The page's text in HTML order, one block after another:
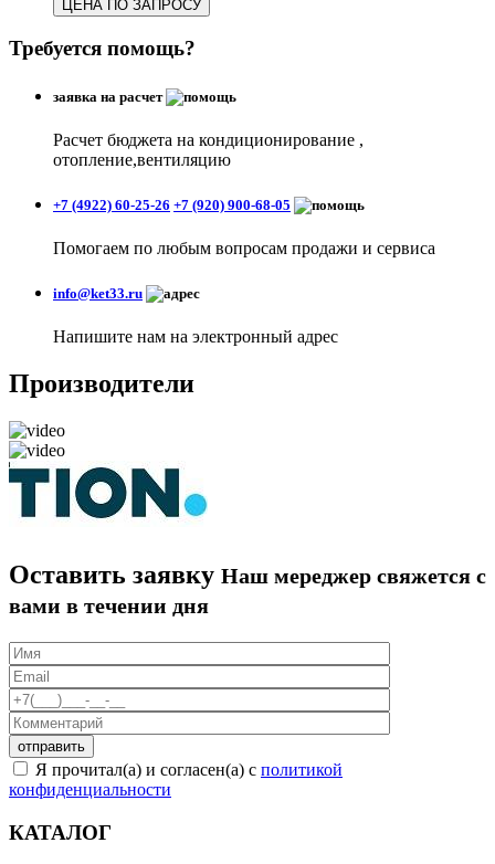
ЦЕНА ПО ЗАПРОСУ
Требуется помощь?
заявка на расчет
Расчет бюджета на кондиционирование ,
отопление,вентиляцию
+7 (4922) 60-25-26 +7 (920) 900-68-05
Помогаем по любым вопросам продажи и сервиса
info@ket33.ru
Напишите нам на электронный адрес
Производители
Оставить заявку Наш мереджер свяжется с
вами в течении дня
Я прочитал(а) и согласен(а) с политикой
конфиденциальности
КАТАЛОГ